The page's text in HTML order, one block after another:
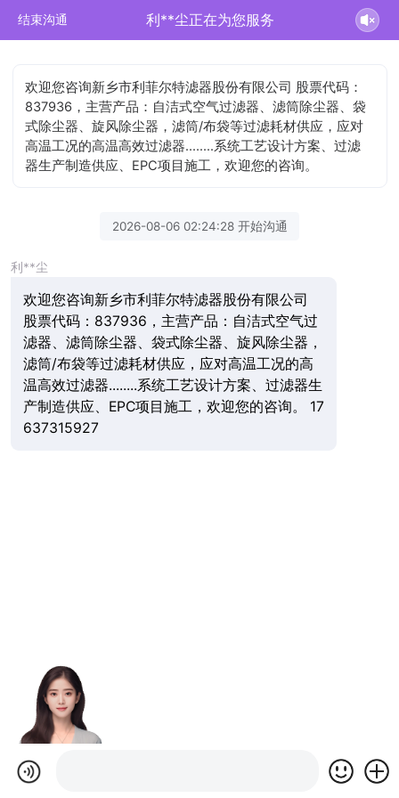
结束沟通 利**尘正在为您服务
欢迎您咨询新乡市利菲尔特滤器股份有限公司 股票代码：
837936，主营产品：自洁式空气过滤器、滤筒除尘器、袋
式除尘器、旋风除尘器，滤筒/布袋等过滤耗材供应，应对
高温工况的高温高效过滤器........系统工艺设计方案、过滤
器生产制造供应、EPC项目施工，欢迎您的咨询。
2026-08-06 02:24:28 开始沟通
利**尘
欢迎您咨询新乡市利菲尔特滤器股份有限公司
股票代码：837936，主营产品：自洁式空气过
滤器、滤筒除尘器、袋式除尘器、旋风除尘器，
滤筒/布袋等过滤耗材供应，应对高温工况的高
温高效过滤器........系统工艺设计方案、过滤器生
产制造供应、EPC项目施工，欢迎您的咨询。 17
637315927